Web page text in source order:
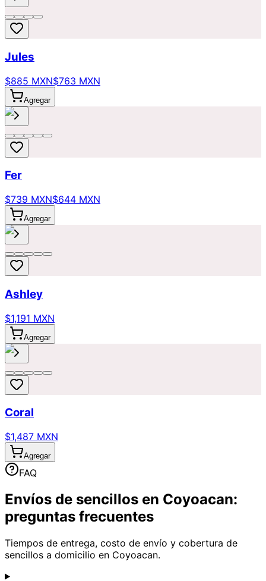
Jules
$885 MXN$763 MXN
Agregar
Fer
$739 MXN$644 MXN
Agregar
Ashley
$1,191 MXN
Agregar
Coral
$1,487 MXN
Agregar
FAQ
Envíos de sencillos en Coyoacan:
preguntas frecuentes
Tiempos de entrega, costo de envío y cobertura de
sencillos a domicilio en Coyoacan.